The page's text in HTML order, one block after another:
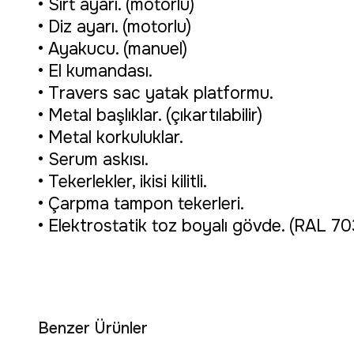
• Sırt ayarı. (motorlu)
• Diz ayarı. (motorlu)
• Ayakucu. (manuel)
• El kumandası.
• Travers sac yatak platformu.
• Metal başlıklar. (çıkartılabilir)
• Metal korkuluklar.
• Serum askısı.
• Tekerlekler, ikisi kilitli.
• Çarpma tampon tekerleri.
• Elektrostatik toz boyalı gövde. (RAL
Benzer Ürünler